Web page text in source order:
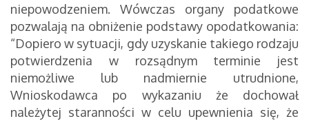
niepowodzeniem. Wówczas organy podatkowe
pozwalają na obniżenie podstawy opodatkowania:
“Dopiero w sytuacji, gdy uzyskanie takiego rodzaju
potwierdzenia w rozsądnym terminie jest
niemożliwe lub nadmiernie utrudnione,
Wnioskodawca po wykazaniu że dochował
należytej staranności w celu upewnienia się, że